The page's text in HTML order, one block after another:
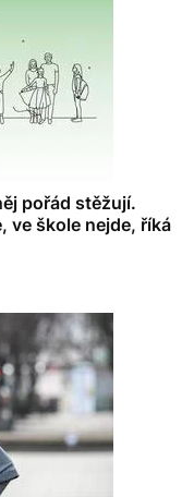
pořád stěžují.
ve škole nejde, říká